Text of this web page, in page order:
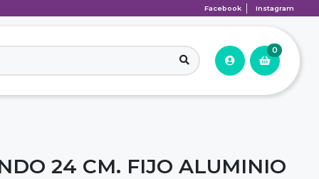
Facebook Instagram
0
24 CM. FIJO ALUMINIO